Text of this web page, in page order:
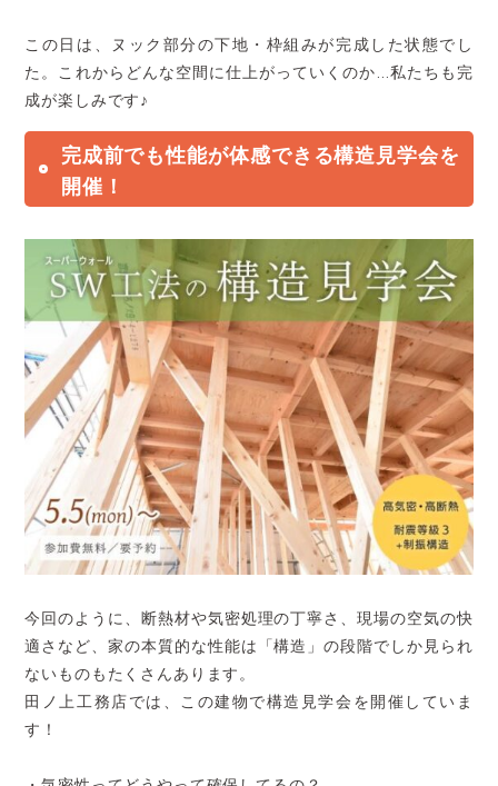
この日は、ヌック部分の下地・枠組みが完成した状態でし
た。これからどんな空間に仕上がっていくのか…私たちも完
成が楽しみです♪
完成前でも性能が体感できる構造見学会を
開催！
今回のように、断熱材や気密処理の丁寧さ、現場の空気の快
適さなど、家の本質的な性能は「構造」の段階でしか見られ
ないものもたくさんあります。
田ノ上工務店では、この建物で構造見学会を開催していま
す！